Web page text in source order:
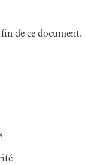
de ce document.